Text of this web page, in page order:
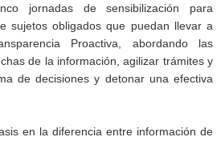
jornadas de sensibilización para
sujetos obligados que puedan llevar a
Proactiva, abordando las
de la información, agilizar trámites y
de decisiones y detonar una efectiva
en la diferencia entre información de